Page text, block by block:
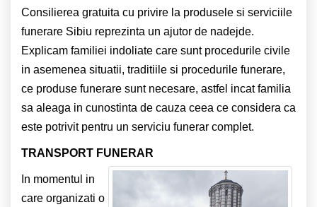
Consilierea gratuita cu privire la produsele si serviciile
funerare Sibiu reprezinta un ajutor de nadejde.
Explicam familiei indoliate care sunt procedurile civile
in asemenea situatii, traditiile si procedurile funerare,
ce produse funerare sunt necesare, astfel incat familia
sa aleaga in cunostinta de cauza ceea ce considera ca
este potrivit pentru un serviciu funerar complet.
TRANSPORT FUNERAR
In momentul in
care organizati o